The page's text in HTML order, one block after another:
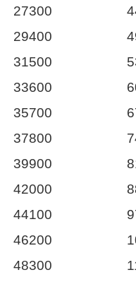
27300
29400
31500
33600
35700
37800
39900
42000
44100
46200
48300